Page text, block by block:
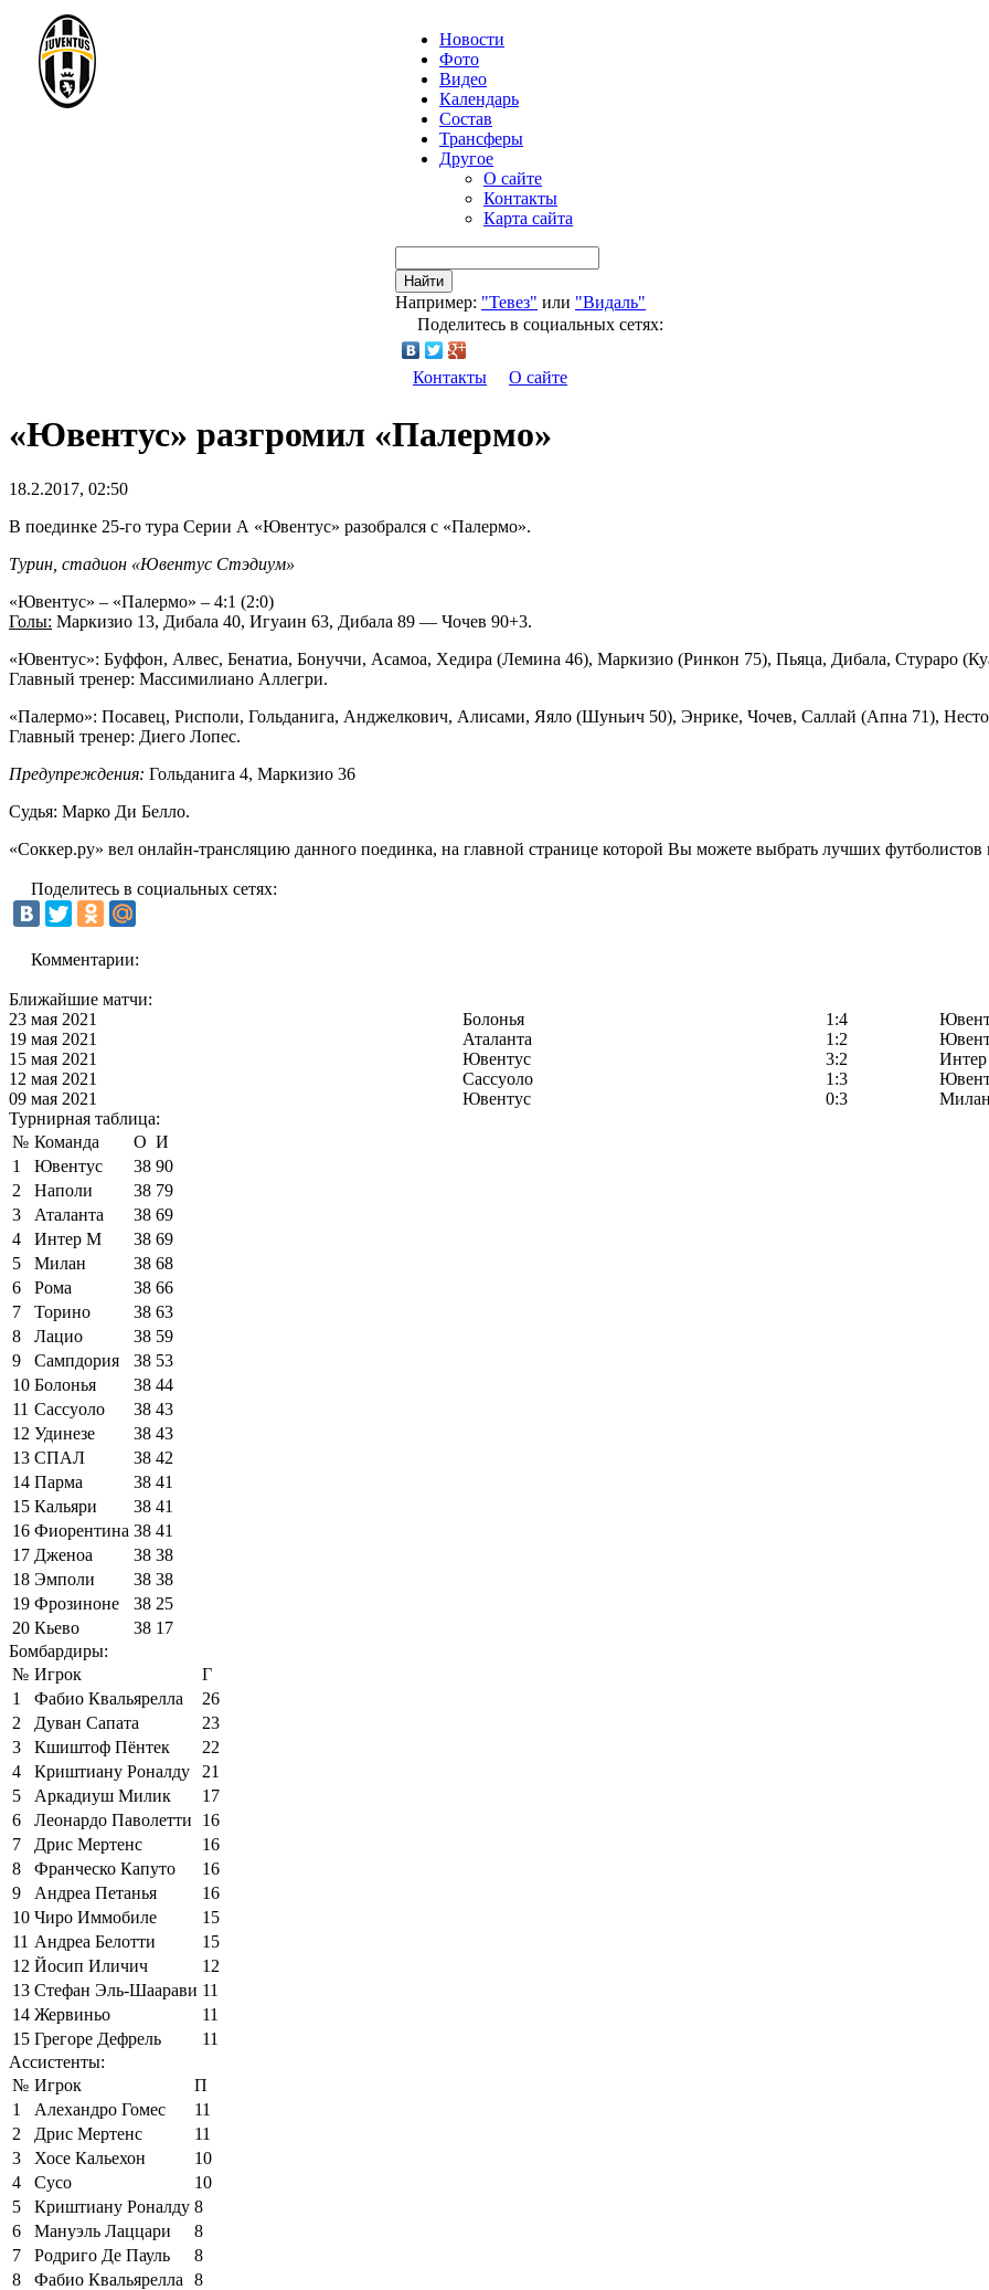
Новости
Фото
Видео
Календарь
Состав
Трансферы
Другое
О сайте
Контакты
Карта сайта
Найти
Например: "Тевез" или "Видаль"
Поделитесь в социальных сетях:
Контакты О сайте
«Ювентус» разгромил «Палермо»
18.2.2017, 02:50
В поединке 25-го тура Серии А «Ювентус» разобрался с «Палермо».
Турин, стадион «Ювентус Стэдиум»
«Ювентус» – «Палермо» – 4:1 (2:0)
Голы: Маркизио 13, Дибала 40, Игуаин 63, Дибала 89 — Чочев 90+3.
«Ювентус»: Буффон, Алвес, Бенатиа, Бонуччи, Асамоа, Хедира (Лемина 46), Маркизио (Ринкон 75), Пьяца, Дибала, Стураро
Главный тренер: Массимилиано Аллегри.
«Палермо»: Посавец, Рисполи, Гольданига, Анджелкович, Алисами, Яяло (Шуньич 50), Энрике, Чочев, Саллай (Апна 71),
Главный тренер: Диего Лопес.
Предупреждения: Гольданига 4, Маркизио 36
Судья: Марко Ди Белло.
«Соккер.ру» вел онлайн-трансляцию данного поединка, на главной странице которой Вы можете выбрать лучших футболистов
Поделитесь в социальных сетях:
Комментарии:
Ближайшие матчи:
23 мая 2021
Болонья 1:4
19 мая 2021
Аталанта 1:2
15 мая 2021
Ювентус 3:2
12 мая 2021
Сассуоло 1:3
09 мая 2021
Ювентус 0:3
Милан
Турнирная таблица:
№ Команда О И
1
Ювентус 38 90
2
Наполи 38 79
3
Аталанта 38 69
4
Интер М 38 69
5
Милан 38 68
6
Рома 38 66
7
Торино 38 63
8
Лацио 38 59
9
Сампдория 38 53
10 Болонья 38 44
11 Сассуоло 38 43
12 Удинезе 38 43
13 СПАЛ 38 42
14 Парма 38 41
15 Кальяри 38 41
16 Фиорентина 38 41
17 Дженоа 38 38
18 Эмполи 38 38
19 Фрозиноне 38 25
20 Кьево 38 17
Бомбардиры:
№ Игрок
Г
1
Фабио Квальярелла
26
2
Дуван Сапата
23
3
Кшиштоф Пёнтек
22
4
Криштиану Роналду
21
5
Аркадиуш Милик
17
6
Леонардо Паволетти
16
7
Дрис Мертенс
16
8
Франческо Капуто
16
9
Андреа Петанья
16
10 Чиро Иммобиле
15
11 Андреа Белотти
15
12 Йосип Иличич
12
13 Стефан Эль-Шаарави 11
14 Жервиньо
11
15 Грегоре Дефрель
11
Ассистенты:
№ Игрок
П
1
Алехандро Гомес
11
2
Дрис Мертенс
11
3
Хосе Кальехон
10
4
Сусо
10
5
Криштиану Роналду 8
6
Мануэль Лаццари
8
7
Родриго Де Пауль
8
8
Фабио Квальярелла
8